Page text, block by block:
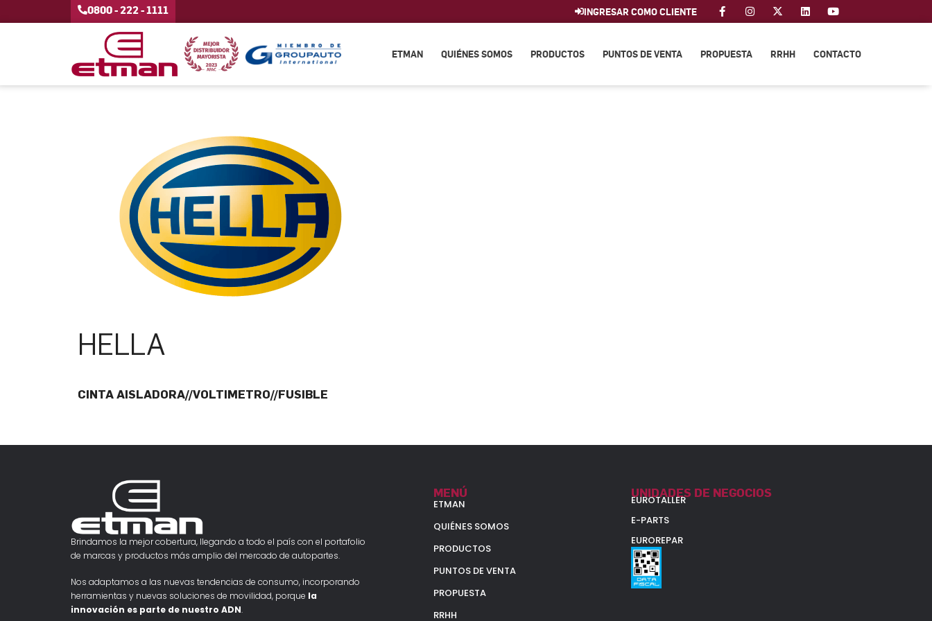
0800 - 222 - 1111 INGRESAR COMO CLIENTE
ETMAN QUIÉNES SOMOS PRODUCTOS PUNTOS DE VENTA PROPUESTA RRHH CONTACTO
HELLA
CINTA AISLADORA//VOLTIMETRO//FUSIBLE
Brindamos la mejor cobertura, llegando a todo el país con el portafolio
de marcas y productos más amplio del mercado de autopartes.
Nos adaptamos a las nuevas tendencias de consumo, incorporando
herramientas y nuevas soluciones de movilidad, porque la
innovación es parte de nuestro ADN.
MENÚ
ETMAN
QUIÉNES SOMOS
PRODUCTOS
PUNTOS DE VENTA
PROPUESTA
RRHH
UNIDADES DE NEGOCIOS
EUROTALLER
E-PARTS
EUROREPAR